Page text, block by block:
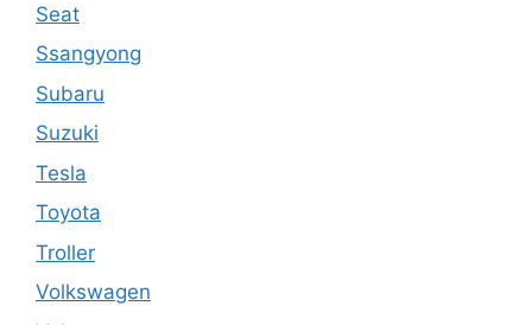
Seat
Ssangyong
Subaru
Suzuki
Tesla
Toyota
Troller
Volkswagen